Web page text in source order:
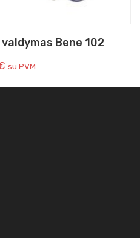
Bene 102
su PVM